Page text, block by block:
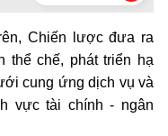
Chiến lược đưa ra
thể chế, phát triển hạ
cung ứng dịch vụ và
vực tài chính - ngân